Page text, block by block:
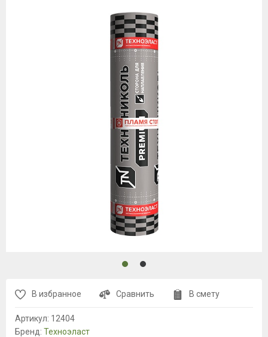
В избранное Сравнить В смету
Артикул: 12404
Бренд: Техноэласт